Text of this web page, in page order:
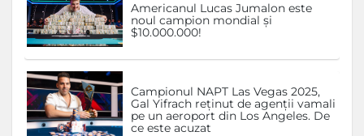
Americanul Lucas Jumalon este
noul campion mondial și
$10.000.000!
Campionul NAPT Las Vegas 2025,
Gal Yifrach reținut de agenții vamali
pe un aeroport din Los Angeles. De
ce este acuzat